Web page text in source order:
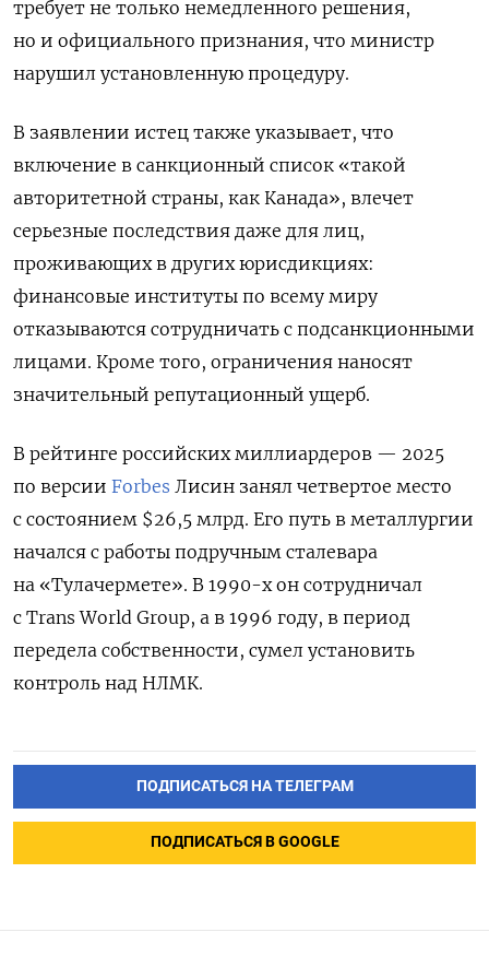
требует не только немедленного решения,
но и официального признания, что министр
нарушил установленную процедуру.
В заявлении истец также указывает, что
включение в санкционный список «такой
авторитетной страны, как Канада», влечет
серьезные последствия даже для лиц,
проживающих в других юрисдикциях:
финансовые институты по всему миру
отказываются сотрудничать с подсанкционными
лицами. Кроме того, ограничения наносят
значительный репутационный ущерб.
В рейтинге российских миллиардеров — 2025
по версии Forbes Лисин занял четвертое место
с состоянием $26,5 млрд. Его путь в металлургии
начался с работы подручным сталевара
на «Тулачермете». В 1990-х он сотрудничал
с Trans World Group, а в 1996 году, в период
передела собственности, сумел установить
контроль над НЛМК.
ПОДПИСАТЬСЯ НА ТЕЛЕГРАМ
ПОДПИСАТЬСЯ В GOOGLE